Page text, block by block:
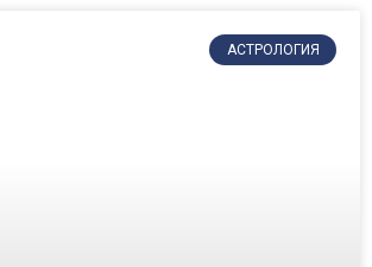
АСТРОЛОГИЯ